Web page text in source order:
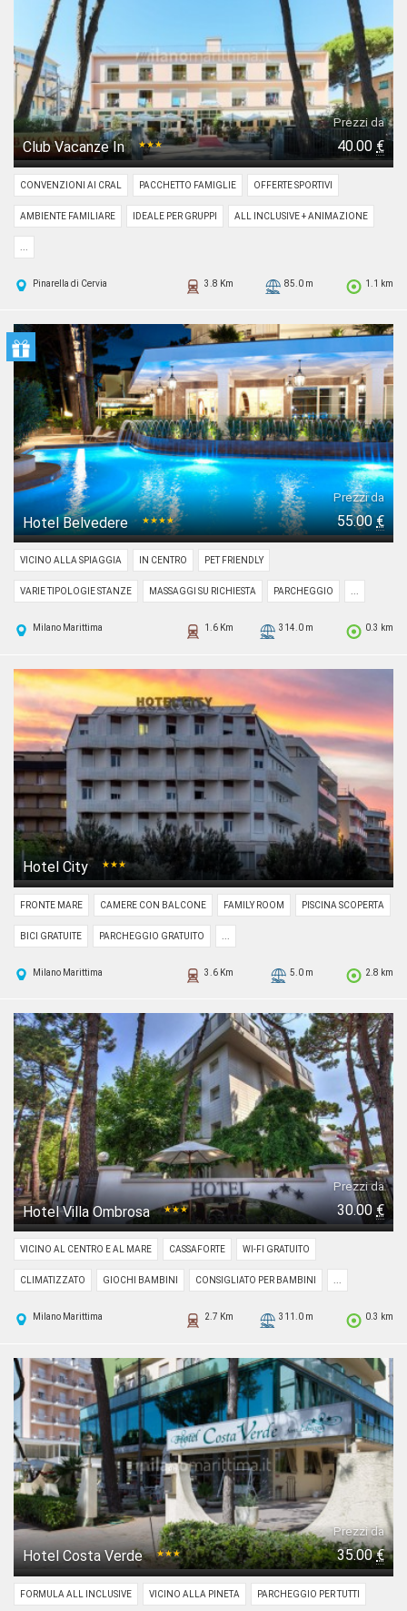
Club Vacanze In ★★★
Prezzi da
40.00 €
CONVENZIONI AI CRAL PACCHETTO FAMIGLIE OFFERTE SPORTIVI
AMBIENTE FAMILIARE IDEALE PER GRUPPI ALL INCLUSIVE + ANIMAZIONE
Pinarella di Cervia 1.1 km
85.0 m
3.8 Km
Hotel Belvedere ★★★★
Prezzi da
55.00€
VICINO ALLA SPIAGGIA IN CENTRO PET FRIENDLY
VARIE TIPOLOGIE STANZE MASSAGGI SU RICHIESTA PARCHEGGIO ...
Milano Marittima 0.3 km
314.0 m
1.6 Km
Hotel City ★★★
FRONTE MARE CAMERE CON BALCONE FAMILY ROOM PISCINA SCOPERTA
BICI GRATUITE PARCHEGGIO GRATUITO
Milano Marittima 2.8 km
5.0 m
3.6 Km
Hotel Villa Ombrosa ★★★
Prezzi da
30.00 €
VICINO AL CENTRO E AL MARE CASSAFORTE WI-FI GRATUITO
CLIMATIZZATO GIOCHI BAMBINI CONSIGLIATO PER BAMBINI ...
Milano Marittima 0.3 km
311.0 m
2.7 Km
Hotel Costa Verde ★★★
Prezzi da
35.00€
FORMULA ALL INCLUSIVE VICINO ALLA PINETA PARCHEGGIO PER TUTTI